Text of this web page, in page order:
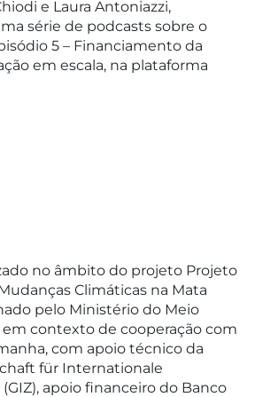
e Laura Antoniazzi,
série de podcasts sobre o
5 – Financiamento da
em escala, na plataforma
no âmbito do projeto Projeto
Climáticas na Mata
pelo Ministério do Meio
contexto de cooperação com
com apoio técnico da
für Internationale
apoio financeiro do Banco